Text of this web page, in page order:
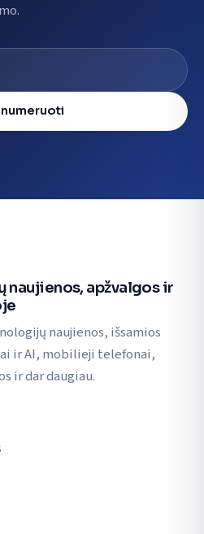
naujienos, apžvalgos ir
naujienos, išsamios
ir AI, mobilieji telefonai,
ir dar daugiau.